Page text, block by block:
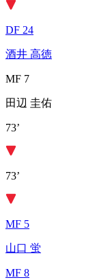
DF 24
酒井 高徳
MF 7
田辺 圭佑
73’
73’
MF 5
山口 蛍
MF 8